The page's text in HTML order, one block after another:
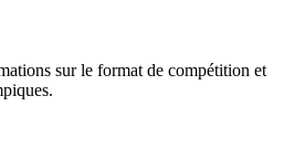
sur le format de compétition et